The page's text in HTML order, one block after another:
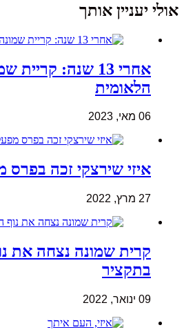
אולי יעניין אותך
אחרי 13 שנה:
הלאומית
06 מאי, 2023
איזי שירצקי זכה בפרס
27 מרץ, 2022
בתקציר
09 ינואר, 2022